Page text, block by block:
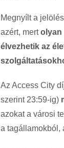
Megnyílt a
azért, mertolyan
élvezhetik az
Az Access City
szerint 23:59-ig)
azokat a városi
a tagállamokból,